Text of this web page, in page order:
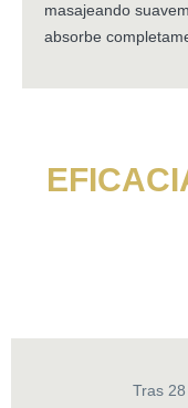
masajeando
absorbe
Tras